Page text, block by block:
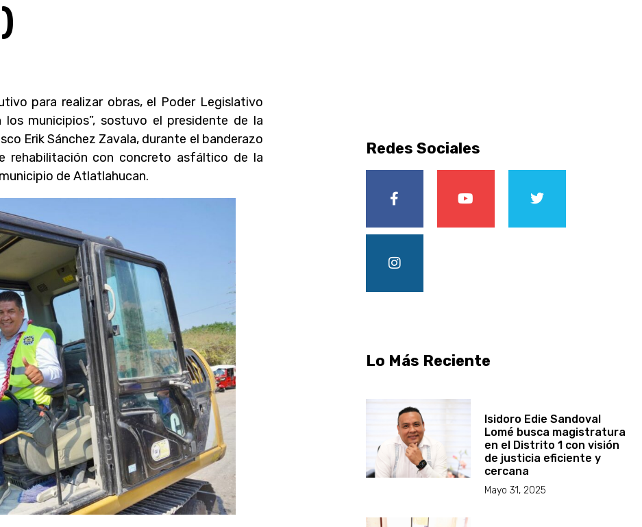
para realizar obras, el Poder Legislativo
municipios”, sostuvo el presidente de la
Erik Sánchez Zavala, durante el banderazo
rehabilitación con concreto asfáltico de la
de Atlatlahucan.
Redes Sociales
Lo Más Reciente
Isidoro Edie Sandoval
Lomé busca magistratura
en el Distrito 1 con visión
de justicia eficiente y
cercana
Mayo 31, 2025